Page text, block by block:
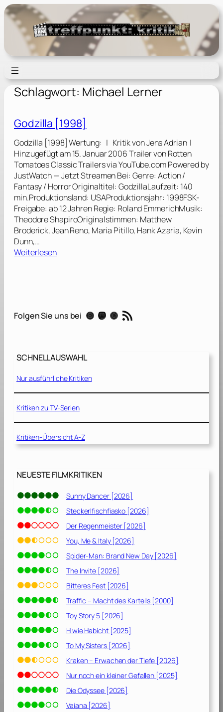
Zum
Inhalt
springen
Schlagwort: Michael Lerner
Godzilla [1998]
Godzilla [1998] Wertung: | Kritik von Jens Adrian |
Hinzugefügt am 15. Januar 2006 Trailer von Rotten
Tomatoes Classic Trailers via YouTube.com Powered by
JustWatch — Jetzt Streamen Bei: Genre: Action /
Fantasy / Horror Originaltitel: GodzillaLaufzeit: 140
min.Produktionsland: USAProduktionsjahr: 1998FSK-
Freigabe: ab 12 Jahren Regie: Roland EmmerichMusik:
Theodore ShapiroOriginalstimmen: Matthew
Broderick, Jean Reno, Maria Pitillo, Hank Azaria, Kevin
Dunn,…
Weiterlesen:
l
1
9
8
]
Folgen Sie uns bei Instagram Mastodon Threads RSS-Feed
SCHNELLAUSWAHL
Nur ausführliche Kritiken
Kritiken zu TV-Serien
Kritiken-Übersicht A-Z
NEUESTE FILMKRITIKEN
Sunny Dancer [2026]
Steckerlfischfiasko [2026]
Der Regenmeister [2026]
You, Me & Italy [2026]
Spider-Man: Brand New Day [2026]
The Invite [2026]
Bitteres Fest [2026]
Traffic – Macht des Kartells [2000]
Toy Story 5 [2026]
H wie Habicht [2025]
To My Sisters [2026]
Kraken – Erwachen der Tiefe [2026]
Nur noch ein kleiner Gefallen [2025]
Die Odyssee [2026]
Vaiana [2026]